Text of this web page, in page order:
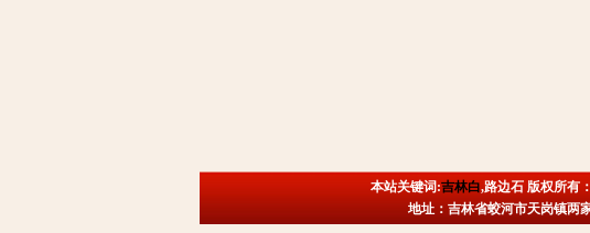
本站关键词:吉林白,路边石 版权所有
地址：吉林省蛟河市天岗镇